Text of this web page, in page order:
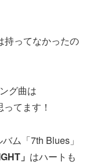
持ってなかったの
グ曲は
てます！
ム「7th Blues」
」 はハートも